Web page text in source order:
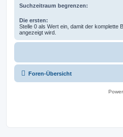
Suchzeitraum begrenzen:
Die ersten:
Stelle 0 als Wert ein, damit der komplette
angezeigt wird.
Foren-Übersicht